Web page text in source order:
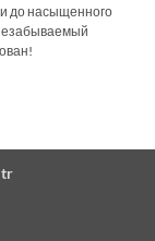
до насыщенного